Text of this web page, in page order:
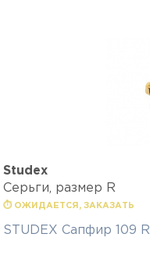
Studex
Серьги, размер R
⏱ ОЖИДАЕТСЯ, ЗАКАЗАТЬ
STUDEX Сапфир 109 R